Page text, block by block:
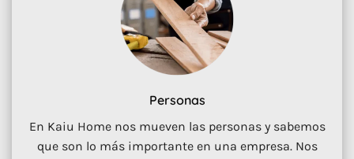
Personas
En Kaiu Home nos mueven las personas y sabemos
que son lo más importante en una empresa. Nos